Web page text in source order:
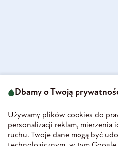
58-160 Świebodzice
REGON 890213034
INFORMACJE
Dbamy o Twoją
Używamy plików cookies do
personalizacji reklam, mierzenia
ruchu. Twoje dane mogą być